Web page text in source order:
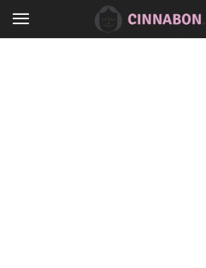
Cinnabon.pl